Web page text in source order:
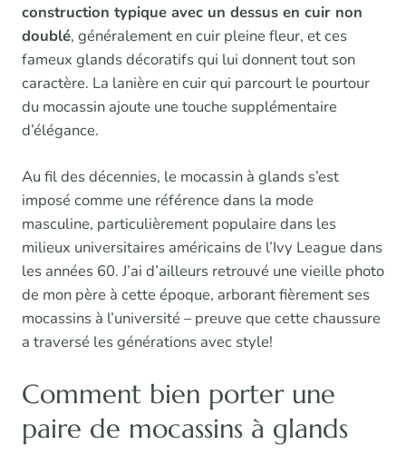
construction typique avec un dessus en cuir non
doublé, généralement en cuir pleine fleur, et ces
fameux glands décoratifs qui lui donnent tout son
caractère. La lanière en cuir qui parcourt le pourtour
du mocassin ajoute une touche supplémentaire
d’élégance.
Au fil des décennies, le mocassin à glands s’est
imposé comme une référence dans la mode
masculine, particulièrement populaire dans les
milieux universitaires américains de l’Ivy League dans
les années 60. J’ai d’ailleurs retrouvé une vieille photo
de mon père à cette époque, arborant fièrement ses
mocassins à l’université – preuve que cette chaussure
a traversé les générations avec style!
Comment bien porter une
paire de mocassins à glands